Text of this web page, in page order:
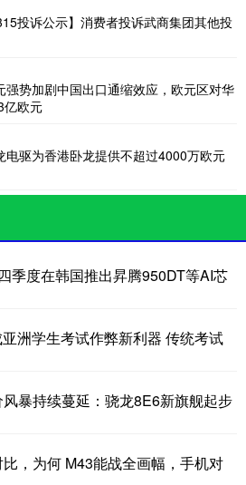
投诉公示】消费者投诉武商集团其他投
强势加剧中国出口通缩效应，欧元区对华
亿欧元
电驱为香港卧龙提供不超过4000万欧元
季度在韩国推出昇腾950DT等AI芯
洲学生考试作弊新利器 传统考试
暴持续蔓延：骁龙8E6新旗舰起步
，为何 M43能战全画幅，手机对